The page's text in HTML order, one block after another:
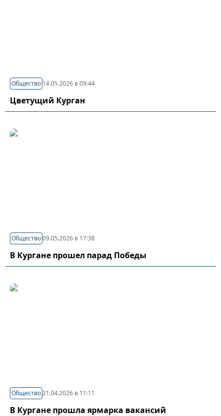
Общество 14.05.2026 в 09:44
Цветущий Курган
Общество09.05.2026 в 17:38
В Кургане прошел парад Победы
Общество21.04.2026 в 11:11
В Кургане прошла ярмарка вакансий